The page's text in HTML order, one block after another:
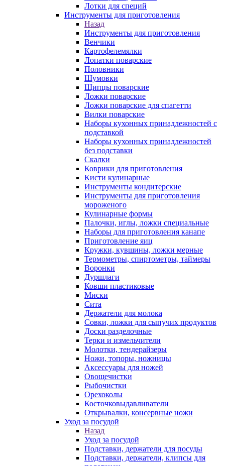
Лотки для специй
Инструменты для приготовления
Назад
Инструменты для приготовления
Венчики
Картофелемялки
Лопатки поварские
Половники
Шумовки
Щипцы поварские
Ложки поварские
Ложки поварские для спагетти
Вилки поварские
Наборы кухонных принадлежностей с
подставкой
Наборы кухонных принадлежностей
без подставки
Скалки
Коврики для приготовления
Кисти кулинарные
Инструменты кондитерские
Инструменты для приготовления
мороженого
Кулинарные формы
Палочки, иглы, ложки специальные
Наборы для приготовления канапе
Приготовление яиц
Кружки, кувшины, ложки мерные
Термометры, спиртометры, таймеры
Воронки
Дуршлаги
Ковши пластиковые
Миски
Сита
Держатели для молока
Совки, ложки для сыпучих продуктов
Доски разделочные
Терки и измельчители
Молотки, тендерайзеры
Ножи, топоры, ножницы
Аксессуары для ножей
Овощечистки
Рыбочистки
Орехоколы
Косточковыдавливатели
Открывалки, консервные ножи
Уход за посудой
Назад
Уход за посудой
Подставки, держатели для посуды
Подставки, держатели, клипсы для